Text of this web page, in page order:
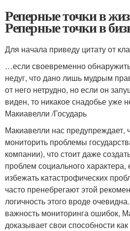
Реперные точки в
Реперные точки в
Для начала приведу цитату от
…если своевременно
недуг, что дано лишь мудрым
от него нетрудно, но если он
виден, то никакое снадобье уже
Макиавелли /Государь
Макиавелли нас предупреждает,
мониторить проблемы
компании), что стоит даже
проблем социального
избежать катастрофических
часто пренебрегают этой
логичность этого вроде
важность мониторинга ошибок,
доказывает свои способности как